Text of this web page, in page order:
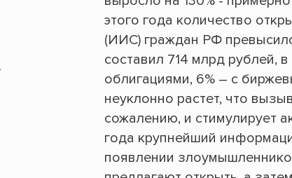
этого года количество
(ИИС) граждан РФ
составил 714 млрд рублей,
облигациями, 6% – с
неуклонно растет, что
сожалению, и стимулирует
года крупнейший
появлении